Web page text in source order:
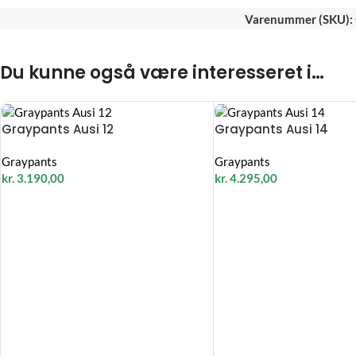
Varenummer (SKU):
Du kunne også være interesseret i…
Graypants Ausi 12
Graypants
kr.3.190,00
Graypants Ausi 14
Graypants
kr.4.295,00